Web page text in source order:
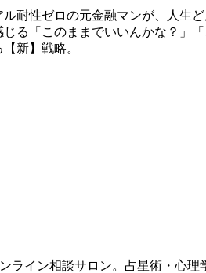
耐性ゼロの元金融マンが、人生
る「このままでいいんかな？」
新】戦略。
ライン相談サロン。占星術・心